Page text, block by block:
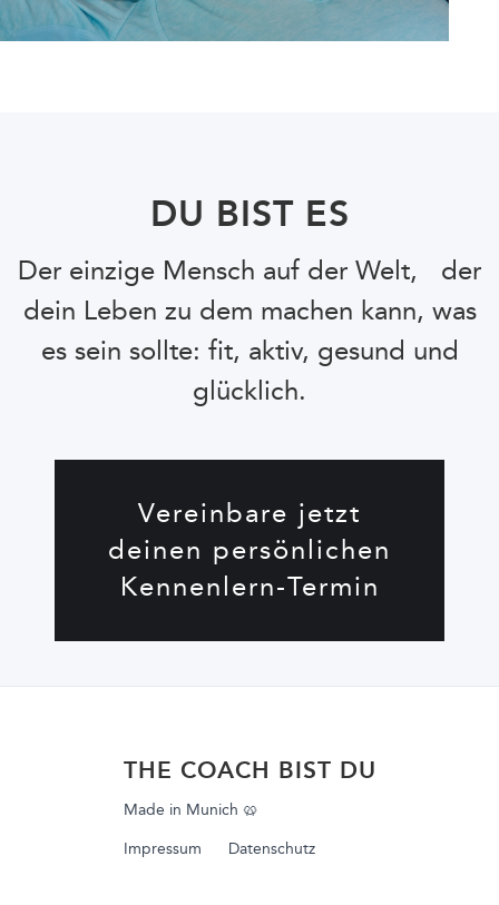
DU BIST ES
Der einzige Mensch auf der Welt, der
dein Leben zu dem machen kann, was
es sein sollte: fit, aktiv, gesund und
glücklich.
Vereinbare jetzt
deinen persönlichen
Kennenlern-Termin
THE COACH BIST DU
Made in Munich 🥨
Impressum Datenschutz